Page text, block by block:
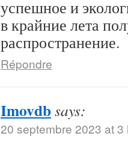
успешное и
в крайние лета
распространение.
Répondre
Imovdbsays:
20 septembre 2023 at 3